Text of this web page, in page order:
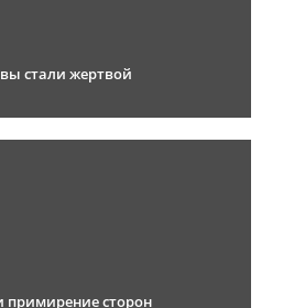
стали жертвой
примирение сторон